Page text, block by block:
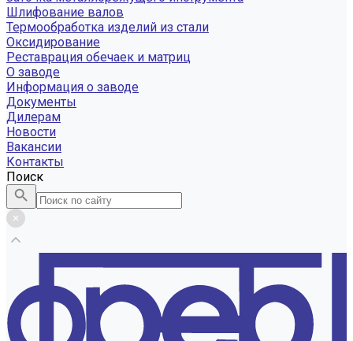
Шлифование валов
Термообработка изделий из стали
Оксидирование
Реставрация обечаек и матриц
О заводе
Информация о заводе
Документы
Дилерам
Новости
Вакансии
Контакты
Поиск